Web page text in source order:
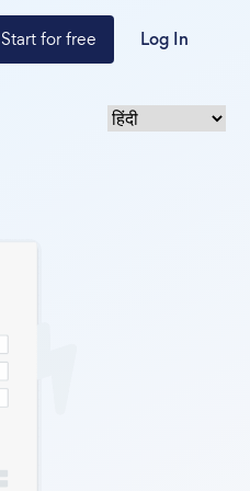
Start for free Log In